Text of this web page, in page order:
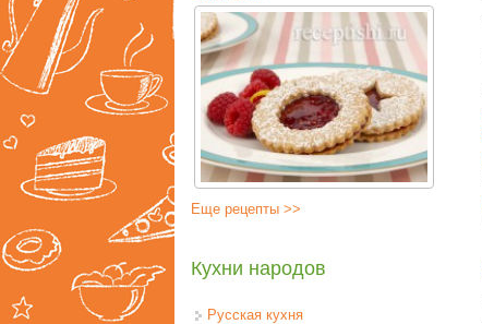
Еще рецепты >>
Кухни народов
Русская кухня